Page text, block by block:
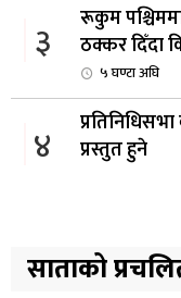
३
रूकुम
ठक्कर दिँदा
५ घण्टा अघि
४
प्रस्तुत हुने
५
सर्‍यो
५ घण्टा अघि
साताको